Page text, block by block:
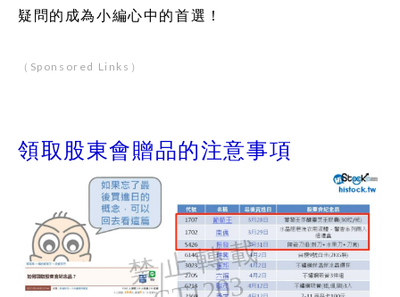
疑問的成為小編心中的首選！
（Sponsored Links）
領取股東會贈品的注意事項